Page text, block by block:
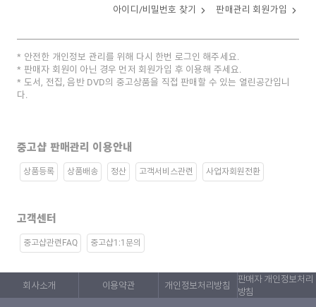
아이디/비밀번호 찾기 판매관리 회원가입
안전한 개인정보 관리를 위해 다시 한번 로그인 해주세요.
판매자 회원이 아닌 경우 먼저 회원가입 후 이용해 주세요.
도서, 전집, 음반 DVD의 중고상품을 직접 판매할 수 있는 열린공간입니
다.
중고샵 판매관리 이용안내
상품등록 상품배송 정산 고객서비스관련 사업자회원전환
고객센터
중고샵관련FAQ 중고샵1:1문의
회사소개 이용약관 개인정보처리방침
판매자 개인정보처리
방침